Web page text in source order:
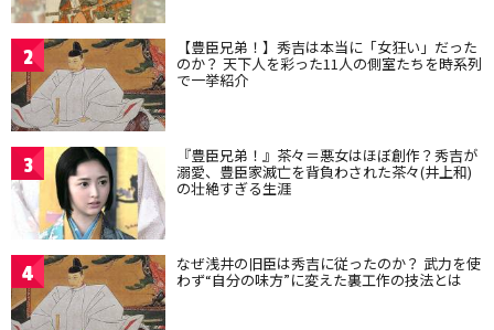
2 【豊臣兄弟！】秀吉は本当に「女狂い」だった
のか？ 天下人を彩った11人の側室たちを時系列
で一挙紹介
3 『豊臣兄弟！』茶々＝悪女はほぼ創作？秀吉が
溺愛、豊臣家滅亡を背負わされた茶々(井上和)
の壮絶すぎる生涯
4 なぜ浅井の旧臣は秀吉に従ったのか？ 武力を使
わず“自分の味方”に変えた裏工作の技法とは